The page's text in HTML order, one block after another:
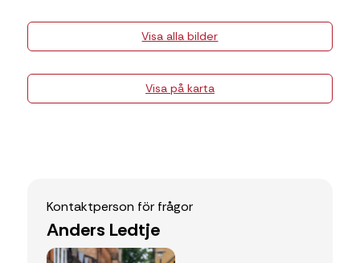
Visa alla bilder
Visa på karta
Kontaktperson för frågor
Anders Ledtje